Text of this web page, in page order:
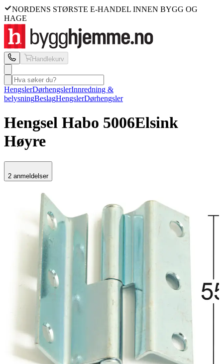
NORDENS STØRSTE E-HANDEL INNEN BYGG OG
HAGE
Handlekurv
HengslerDørhengslerInnredning &
belysningBeslagHengslerDørhengsler
Hengsel Habo 5006Elsink
Høyre
2 anmeldelser